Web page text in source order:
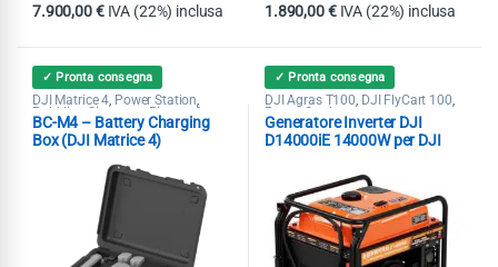
7.900,00€ IVA (22%) inclusa 1.890,00€ IVA (22%) inclusa
✓ Pronta consegna
DJI Matrice 4, Power Station,
Pubblica Sicurezza Ricerca &
Soccorso
BC-M4 – Battery Charging
Box (DJI Matrice 4)
✓ Pronta consegna
DJI Agras T100, DJI FlyCart 100,
Power Station
Generatore Inverter DJI
D14000iE 14000W per DJI